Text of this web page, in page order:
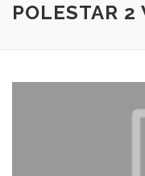
POLESTAR 2